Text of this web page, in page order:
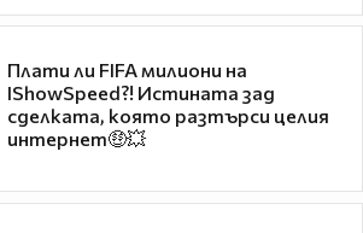
Плати ли FIFA милиони на
IShowSpeed?! Истината зад
сделката, която разтърси целия
интернет🤑💥